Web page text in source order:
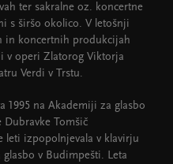
ter sakralne oz. koncertne
s širšo okolico. V letošnji
in koncertnih produkcijah
v operi Zlatorog Viktorja
Verdi v Trstu.
1995 na Akademiji za glasbo
Tomšič
leti izpopolnjevala v klavirju
v Budimpešti. Leta